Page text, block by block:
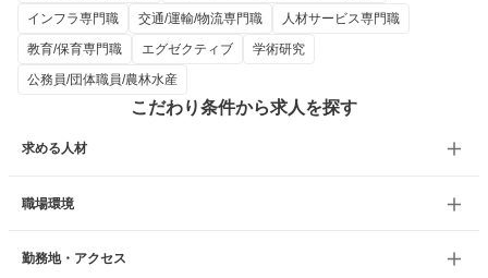
インフラ専門職
交通/運輸/物流専門職
人材サービス専門職
教育/保育専門職
エグゼクティブ
学術研究
公務員/団体職員/農林水産
こだわり条件から求人を探す
求める人材
職場環境
勤務地・アクセス